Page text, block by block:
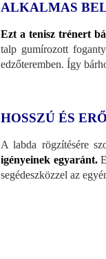
ALKALMAS
Ezt a tenisz trénert
talp gumírozott
edzőteremben. Így
HOSSZÚ ÉS
A labda rögzítésére
igényeinek egyaránt.
segédeszközzel az